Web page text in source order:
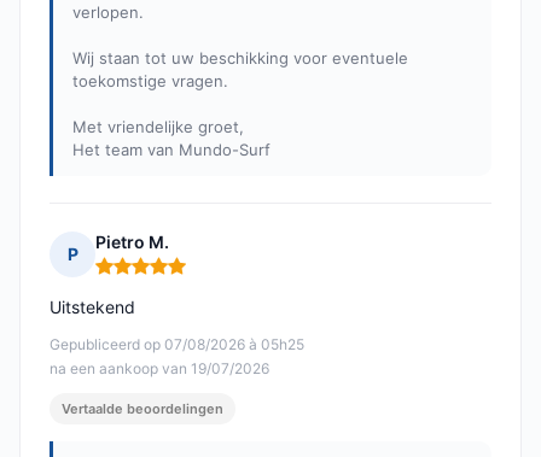
verlopen.
Wij staan tot uw beschikking voor eventuele
toekomstige vragen.
Met vriendelijke groet,
Het team van Mundo-Surf
P
Pietro M.
Opmerking: 5 van 5
Gepubliceerd op 07/08/2026 à 05h25
na een aankoop van 19/07/2026
Uitstekend
Vertaalde beoordelingen